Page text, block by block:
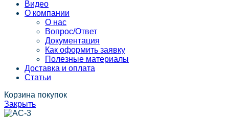
Видео
О компании
О нас
Вопрос/Ответ
Документация
Как оформить заявку
Полезные материалы
Доставка и оплата
Статьи
Корзина покупок
Закрыть